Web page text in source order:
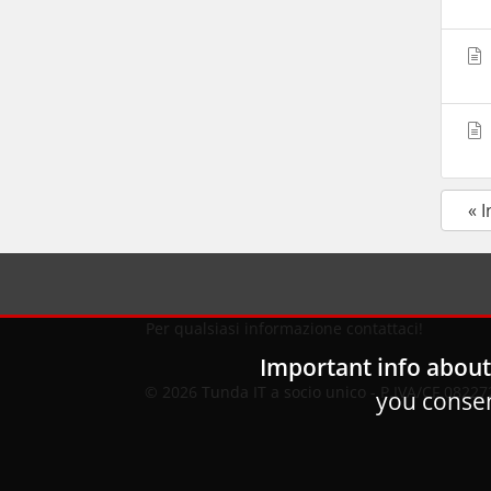
«
Per qualsiasi informazione contattaci!
© 2026 Tunda IT a socio unico - P.IVA/CF
Important info
you